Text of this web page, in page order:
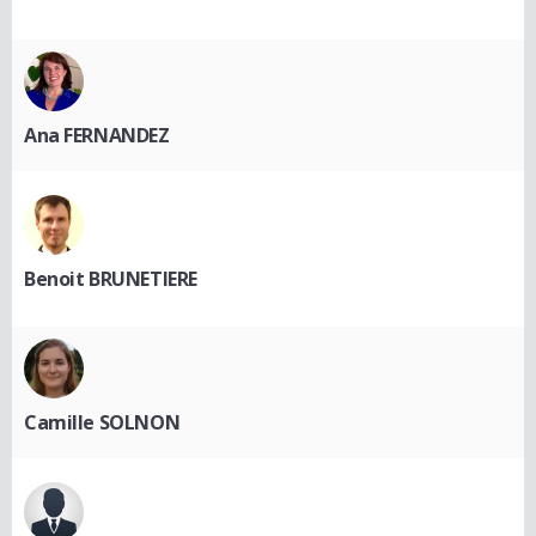
Ana FERNANDEZ
Benoit BRUNETIERE
Camille SOLNON